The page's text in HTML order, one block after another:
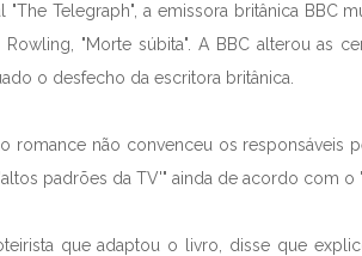
"The Telegraph", a emissora britânica BBC
Rowling, "Morte súbita". A BBC alterou as
o desfecho da escritora britânica.
romance não convenceu os responsáveis
padrões da TV'" ainda de acordo com o
que adaptou o livro, disse que